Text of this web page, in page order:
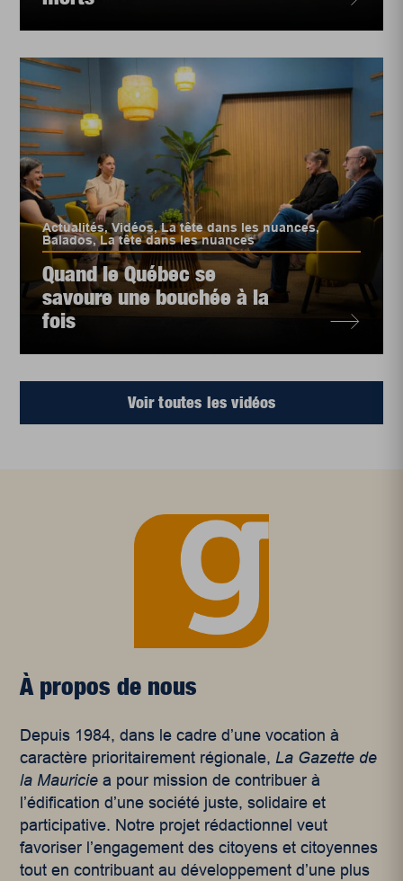
Actualités,Vidéos,La tête dans les nuances,
Balados,La tête dans les nuances
Quand le Québec se
savoure une bouchée à la
fois
Voir toutes les vidéos
À propos de nous
Depuis 1984, dans le cadre d’une vocation à
caractère prioritairement régionale,La Gazette de
la Mauricie a pour mission de contribuer à
l’édification d’une société juste, solidaire et
participative. Notre projet rédactionnel veut
favoriser l’engagement des citoyens et citoyennes
tout en contribuant au développement d’une plus